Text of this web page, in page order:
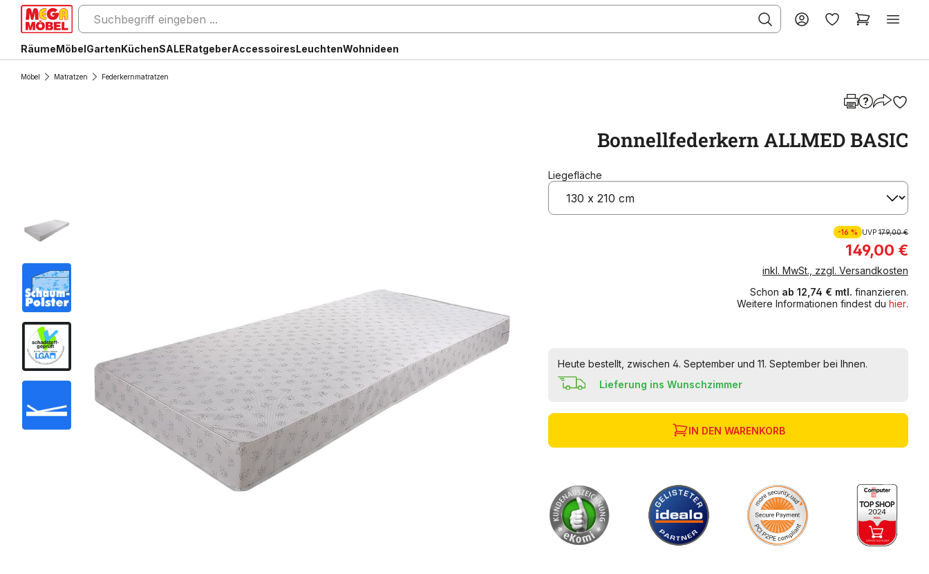
RäumeMöbelGartenKüchenSALERatgeberAccessoiresLeuchtenWohnideen
Möbel Matratzen Federkernmatratzen
Bonnellfederkern ALLMED BASIC
Liegefläche
-16 % UVP 179,00 €
149,00 €
inkl. MwSt., zzgl. Versandkosten
Schon ab 12,74 € mtl. finanzieren.
Weitere Informationen findest du hier.
Heute bestellt, zwischen 4. September und 11. September bei Ihnen.
Lieferung ins Wunschzimmer
IN DEN WARENKORB